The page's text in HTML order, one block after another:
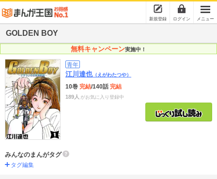
新規登録 ログイン メニュー
GOLDEN BOY
無料キャンペーン実施中！
青年
江川達也（えがわたつや）
10巻 完結/140話完結
189人 がお気に入り登録中
みんなのまんがタグ
タグ編集